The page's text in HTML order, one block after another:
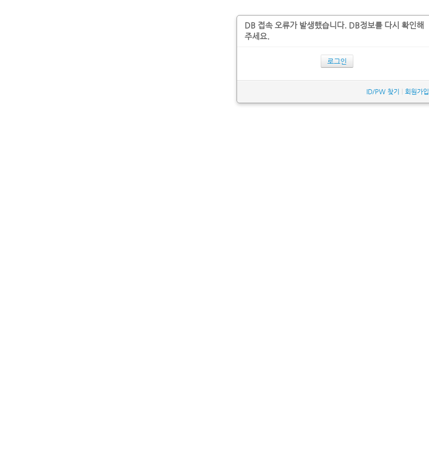
DB 접속 오류가 발생했습니다. DB정보를 다시 확인해
주세요.
로그인
ID/PW 찾기 회원가입